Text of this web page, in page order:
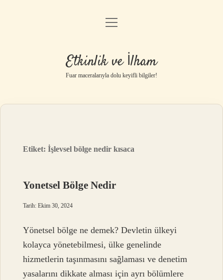
Anasayfa
Gizlilik Politikası
Yasal Uyarı
menüyü
Etkinlik ve İlham
Fuar maceralarıyla dolu keyifli bilgiler!
Etiket:İşlevsel bölge nedir kısaca
Yonetsel Bölge Nedir
Tarih: Ekim 30, 2024
Yönetsel bölge ne demek? Devletin ülkeyi
kolayca yönetebilmesi, ülke genelinde
hizmetlerin taşınmasını sağlaması ve denetim
yasalarını dikkate alması için ayrı bölümlere